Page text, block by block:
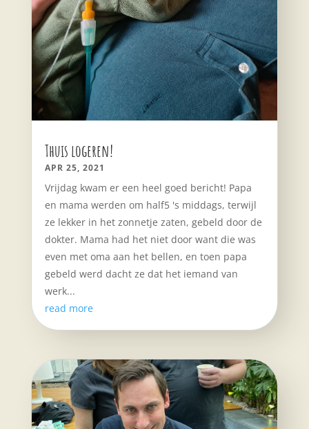
Thuis logeren!
APR 25, 2021
Vrijdag kwam er een heel goed bericht! Papa
en mama werden om half5 's middags, terwijl
ze lekker in het zonnetje zaten, gebeld door de
dokter. Mama had het niet door want die was
even met oma aan het bellen, en toen papa
gebeld werd dacht ze dat het iemand van
werk...
read more